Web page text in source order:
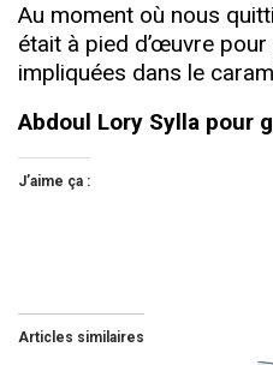
Au moment où nous
était à pied d’œuvre
impliquées dans le
Abdoul Lory Sylla pour
J’aime ça :
Articles similaires